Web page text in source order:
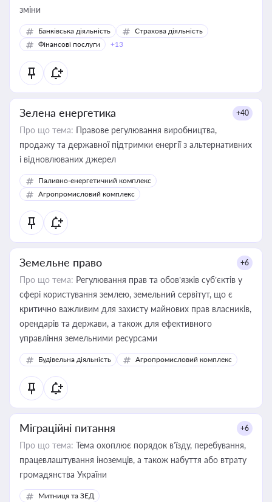
зміни
Банківська діяльність
Страхова діяльність
Фінансові послуги
+13
Зелена енергетика +40
Про що тема: Правове регулювання виробництва,
продажу та державної підтримки енергії з альтернативних
і відновлюваних джерел
Паливно-енергетичний комплекс
Агропромисловий комплекс
Земельне право +6
Про що тема: Регулювання прав та обов’язків суб’єктів у
сфері користування землею, земельний сервітут, що є
критично важливим для захисту майнових прав власників,
орендарів та держави, а також для ефективного
управління земельними ресурсами
Будівельна діяльність Агропромисловий комплекс
Міграційні питання +6
Про що тема: Тема охоплює порядок в’їзду, перебування,
працевлаштування іноземців, а також набуття або втрату
громадянства України
Митниця та ЗЕД